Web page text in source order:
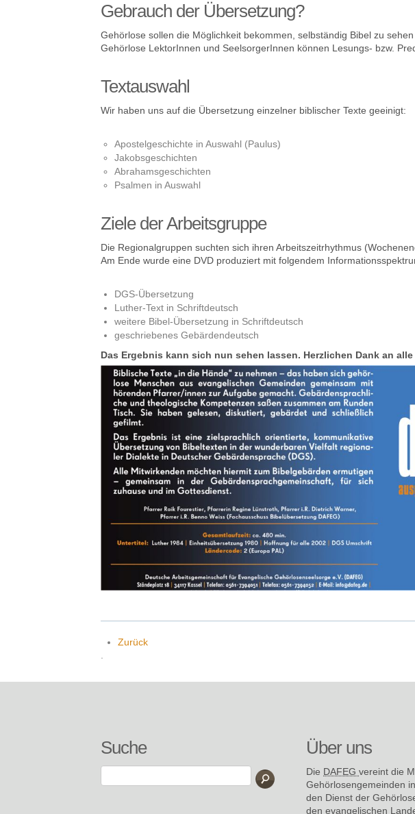
Gebrauch der Übersetzung?
Gehörlose sollen die Möglichkeit bekommen, selbständig Bibel zu sehen
Gehörlose LektorInnen und SeelsorgerInnen können Lesungs- bzw.
Textauswahl
Wir haben uns auf die Übersetzung einzelner biblischer Texte geeinigt:
Apostelgeschichte in Auswahl (Paulus)
Jakobsgeschichten
Abrahamsgeschichten
Psalmen in Auswahl
Ziele der Arbeitsgruppe
Die Regionalgruppen suchten sich ihren Arbeitszeitrhythmus
Am Ende wurde eine DVD produziert mit folgendem
DGS-Übersetzung
Luther-Text in Schriftdeutsch
weitere Bibel-Übersetzung in Schriftdeutsch
geschriebenes Gebärdendeutsch
Das Ergebnis kann sich nun sehen lassen. Herzlichen Dank an
Zurück
Suche Über uns
Die DAFEG vereint die
Gehör­losen­gemeinden
den Dienst der
den evange­lischen